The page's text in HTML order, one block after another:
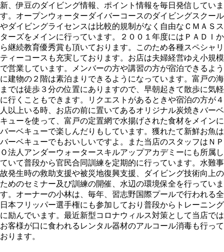
新、伊豆のダイビング情報、ポイント情報を毎日発信していま
す。オープンウォーターダイバーコースのダイビングスクール
やダイビングライセンスは比較的規制がなく自由なＣＭＡＳス
ターズをメインに行っています。２００１年度にはＰＡＤＩか
ら継続教育優秀賞も頂いております。このため各種スペシャリ
ティーコースも充実しております。お店は夫婦経営ゆえ小規模
で営業しています。メンバーの方や講習の方が宿泊できるよう
に建物の２階は素泊まりできるようになっています。富戸の海
までは徒歩３分の位置にありますので、早朝起きて散歩に気軽
に行くこともできます。リクエストがあるときや宿泊の方が４
人以上いる時、お店の前に置いてあるオリジナル炭焼きバーベ
キューを使って、富戸の定置網で水揚げされた食材をメインに
バーベキューで楽しんだりもしています。獲れたて新鮮お魚は
バーベキューでもおいしいですよ。また当店のスタッフはＮＰ
Ｏ法人アンダーウォータースキルアップアカデミーにも所属し
ていて普段から官民合同訓練を定期的に行っています。水難事
故発生時の救助支援や被災地復興支援、ダイビング技術向上の
ためのセミナー及び訓練の開催、水辺の環境保全を行っていま
す。オーナーの小林は、毎年、習志野国際プールで行われる全
日本フリッパー選手権にも参加しており普段からトレーニング
に励んでいます。最近新型コロナウィルス対策として当店では
お客様が口に食われるレンタル器材のアルコール消毒も行って
おります。